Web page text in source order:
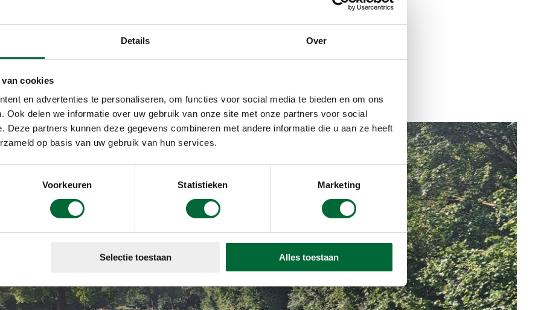
Details Over
cookies
en advertenties te personaliseren, om functies voor social media te bieden en om ons
Ook delen we informatie over uw gebruik van onze site met onze partners voor social
Deze partners kunnen deze gegevens combineren met andere informatie die u aan ze heeft
op basis van uw gebruik van hun services.
Voorkeuren Statistieken Marketing
Selectie toestaan Alles toestaan
de Oude Maas (Hongerlandse Dijk) of
bij Gelderblom Performance Centre